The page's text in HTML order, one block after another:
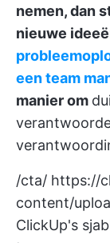
nemen, dan
nieuwe
een team
manier om
/cta/ https://
content/
ClickUp's